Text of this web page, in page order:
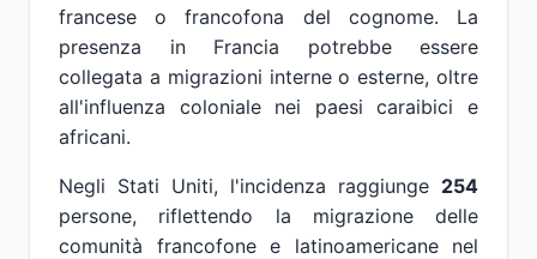
francese o francofona del cognome. La
presenza in Francia potrebbe essere
collegata a migrazioni interne o esterne, oltre
all'influenza coloniale nei paesi caraibici e
africani.
Negli Stati Uniti, l'incidenza raggiunge 254
persone, riflettendo la migrazione delle
comunità francofone e latinoamericane nel